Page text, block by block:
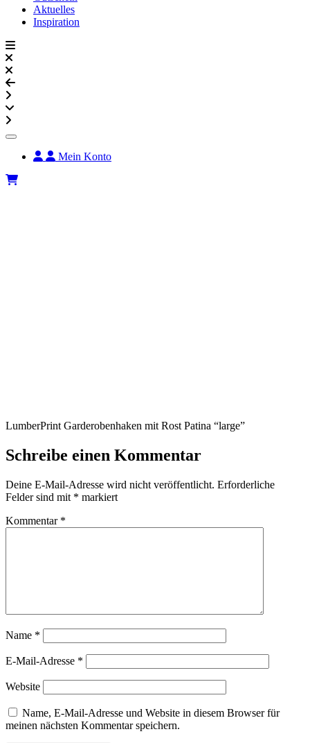
Aktuelles
Inspiration
Mein Konto
LumberPrint Garderobenhaken mit Rost Patina “large”
Schreibe einen Kommentar
Deine E-Mail-Adresse wird nicht veröffentlicht. Erforderliche
Felder sind mit * markiert
Kommentar *
Name *
E-Mail-Adresse *
Website
Name, E-Mail-Adresse und Website in diesem Browser für
meinen nächsten Kommentar speichern.